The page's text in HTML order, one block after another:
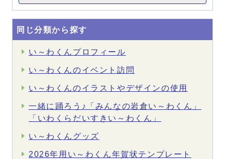
同じ分類から探す
い～わくんプロフィール
い～わくんのイベント訪問
い～わくんのイラストやデザインの使用
一緒に踊ろう♪「みんなの岩倉い～わくん」
「いわくらだいすきい～わくん」
い～わくんグッズ
2026年用い～わくん年賀状テンプレート